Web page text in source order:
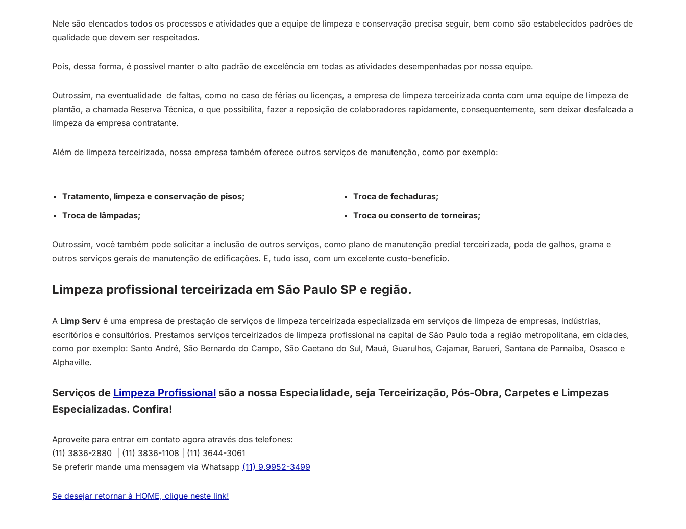
Nele são elencados todos os processos e atividades que a equipe de limpeza e conservação precisa seguir, bem como são estabelecidos padrões de
qualidade que devem ser respeitados.
Pois, dessa forma, é possível manter o alto padrão de excelência em todas as atividades desempenhadas por nossa equipe.
Outrossim, na eventualidade de faltas, como no caso de férias ou licenças, a empresa de limpeza terceirizada conta com uma equipe de limpeza de
plantão, a chamada Reserva Técnica, o que possibilita, fazer a reposição de colaboradores rapidamente, consequentemente, sem deixar desfalcada a
limpeza da empresa contratante.
Além de limpeza terceirizada, nossa empresa também oferece outros serviços de manutenção, como por exemplo:
Tratamento, limpeza e conservação de pisos;
Troca de lâmpadas;
Troca de fechaduras;
Troca ou conserto de torneiras;
Outrossim, você também pode solicitar a inclusão de outros serviços, como plano de manutenção predial terceirizada, poda de galhos, grama e
outros serviços gerais de manutenção de edificações. E, tudo isso, com um excelente custo-benefício.
Limpeza profissional terceirizada em São Paulo SP e região.
A Limp Serv é uma empresa de prestação de serviços de limpeza terceirizada especializada em serviços de limpeza de empresas, indústrias,
escritórios e consultórios. Prestamos serviços terceirizados de limpeza profissional na capital de São Paulo toda a região metropolitana, em cidades,
como por exemplo: Santo André, São Bernardo do Campo, São Caetano do Sul, Mauá, Guarulhos, Cajamar, Barueri, Santana de Parnaíba, Osasco e
Alphaville.
Serviços de Limpeza Profissional são a nossa Especialidade, seja Terceirização, Pós-Obra, Carpetes e Limpezas
Especializadas. Confira!
Aproveite para entrar em contato agora através dos telefones:
(11) 3836-2880 | (11) 3836-1108 | (11) 3644-3061
Se preferir mande uma mensagem via Whatsapp (11) 9.9952-3499
Se desejar retornar à HOME, clique neste link!